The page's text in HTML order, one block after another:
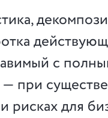
с
при
рисках для